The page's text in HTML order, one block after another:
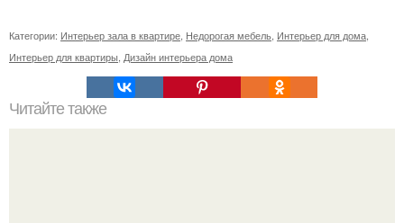
Категории: Интерьер зала в квартире Недорогая мебель Интерьер для дома
Интерьер для квартиры Дизайн интерьера дома
Читайте также